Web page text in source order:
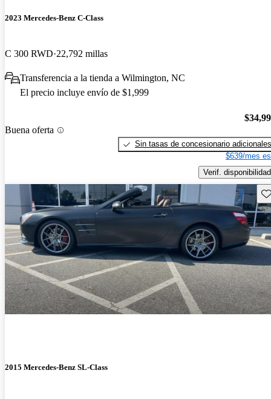
2023 Mercedes-Benz C-Class
C 300 RWD 22,792 millas
Transferencia a la tienda a Wilmington, NC
El precio incluye envío de $1,999
Buena oferta
Sin tasas de concesionario adicionales
$639/mes
Verif. disponibilidad
2015 Mercedes-Benz SL-Class